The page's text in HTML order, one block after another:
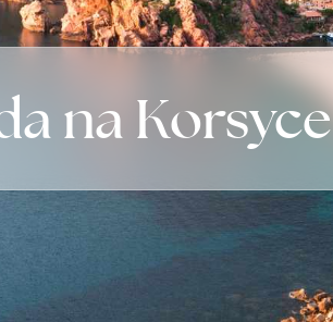
na Korsyce